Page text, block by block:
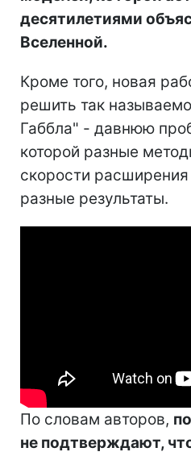
десятилетиями
Вселенной.
Кроме того, новая
решить так
Габбла" - давнюю
которой разные
скорости
разные результаты.
По словам авторов,
не подтверждают,